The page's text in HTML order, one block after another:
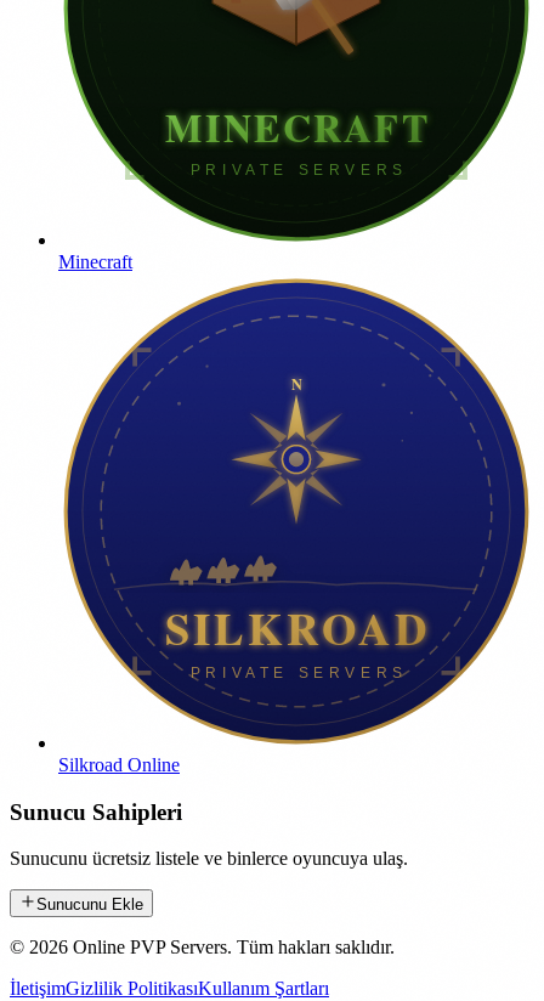
Minecraft
Silkroad Online
Sunucu Sahipleri
Sunucunu ücretsiz listele ve binlerce oyuncuya ulaş.
Sunucunu Ekle
© 2026 Online PVP Servers. Tüm hakları saklıdır.
İletişimGizlilik PolitikasıKullanım Şartları